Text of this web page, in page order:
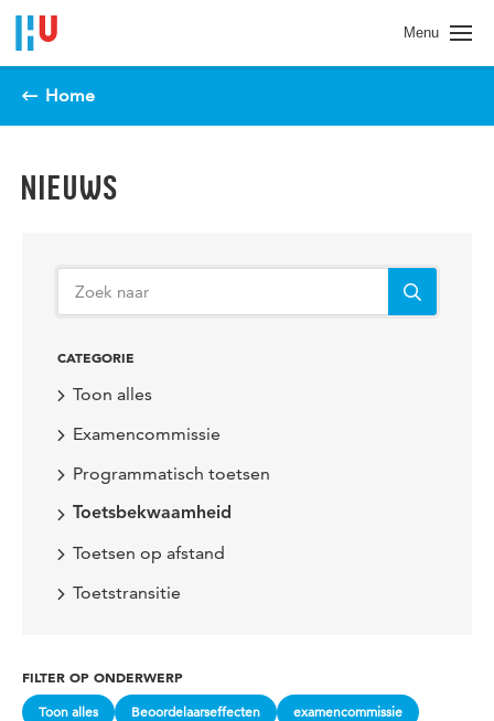
Spring naar pagina inhoud
Menu
Home
NIEUWS
CATEGORIE
Toon alles
Examencommissie
Programmatisch toetsen
Toetsbekwaamheid
Toetsen op afstand
Toetstransitie
FILTER OP ONDERWERP
Toon alles Beoordelaarseffecten examencommissie